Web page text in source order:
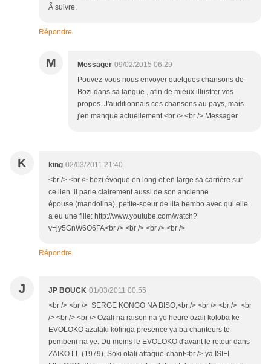
Ã suivre.
Répondre
M Messager 09/02/2015 06:29
Pouvez-vous nous envoyer quelques chansons de
Bozi dans sa langue , afin de mieux illustrer vos
propos. J'auditionnais ces chansons au pays, mais
j'en manque actuellement.<br /> <br /> Messager
K king 02/03/2011 21:40
<br /> <br /> bozi évoque en long et en large sa carrière sur
ce lien. il parle clairement aussi de son ancienne
épouse (mandolina), petite-soeur de lita bembo avec qui elle
a eu une fille: http://www.youtube.com/watch?
v=jy5GnW6O6FA<br /> <br /> <br /> <br />
Répondre
J JP BOUCK 01/03/2011 00:55
<br /> <br /> SERGE KONGO NA BISO,<br /> <br /> <br /> <br
/> <br /> <br /> Ozali na raison na yo heure ozali koloba ke
EVOLOKO azalaki kolinga presence ya ba chanteurs te
pembeni na ye. Du moins le EVOLOKO d'avant le retour dans
ZAIKO LL (1979). Soki otali attaque-chant<br /> ya ISIFI